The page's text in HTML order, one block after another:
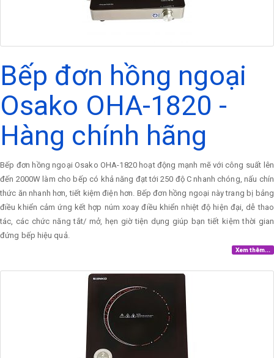
Bếp đơn hồng ngoại
Osako OHA-1820 -
Hàng chính hãng
Bếp đơn hồng ngoại Osako OHA-1820 hoạt động mạnh mẽ với công suất lên
đến 2000W làm cho bếp có khả năng đạt tới 250 độ C nhanh chóng, nấu chín
thức ăn nhanh hơn, tiết kiệm điện hơn. Bếp đơn hồng ngoại này trang bị bảng
điều khiển cảm ứng kết hợp núm xoay điều khiển nhiệt độ hiện đại, dễ thao
tác, các chức năng tắt/ mở, hẹn giờ tiện dụng giúp bạn tiết kiệm thời gian
đứng bếp hiệu quả.
Xem thêm...